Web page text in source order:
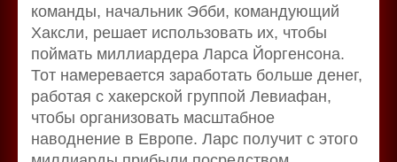
команды, начальник Эбби, командующий
Хаксли, решает использовать их, чтобы
поймать миллиардера Ларса Йоргенсона.
Тот намеревается заработать больше денег,
работая с хакерской группой Левиафан,
чтобы организовать масштабное
наводнение в Европе. Ларс получит с этого